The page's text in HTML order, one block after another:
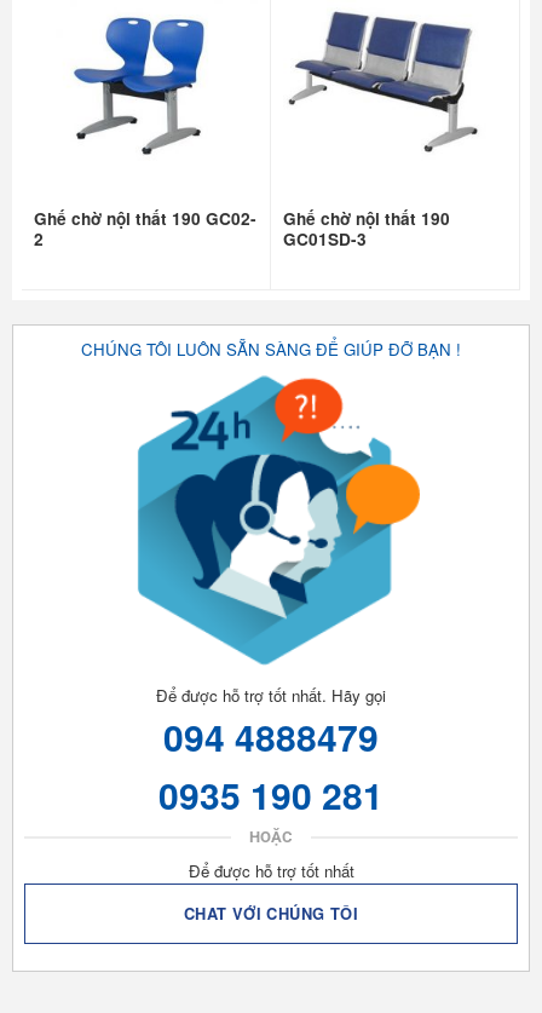
Ghế chờ nội thất 190 GC02-
2
Ghế chờ nội thất 190
GC01SD-3
CHÚNG TÔI LUÔN SẴN SÀNG ĐỂ GIÚP ĐỠ BẠN !
Để được hỗ trợ tốt nhất. Hãy gọi
094 4888479
0935 190 281
HOẶC
Để được hỗ trợ tốt nhất
CHAT VỚI CHÚNG TÔI